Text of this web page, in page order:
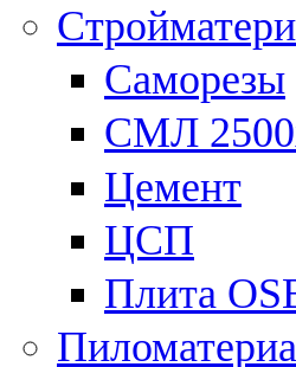
Саморезы
СМЛ
Цемент
ЦСП
Плита